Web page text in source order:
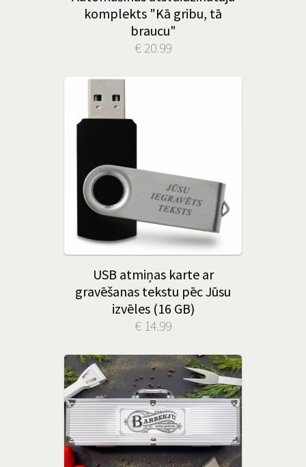
komplekts "Kā gribu, tā
braucu"
€ 20.99
USB atmiņas karte ar
gravēšanas tekstu pēc Jūsu
izvēles (16 GB)
€ 14.99